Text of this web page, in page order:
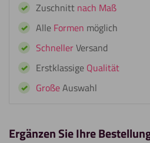
Professional
-
Sekundenkleber
Menge
Zuschnitt nach Maß
Alle Formen möglich
SchnellerVersand
Erstklassige Qualität
GroßeAuswahl
Ergänzen Sie Ihre